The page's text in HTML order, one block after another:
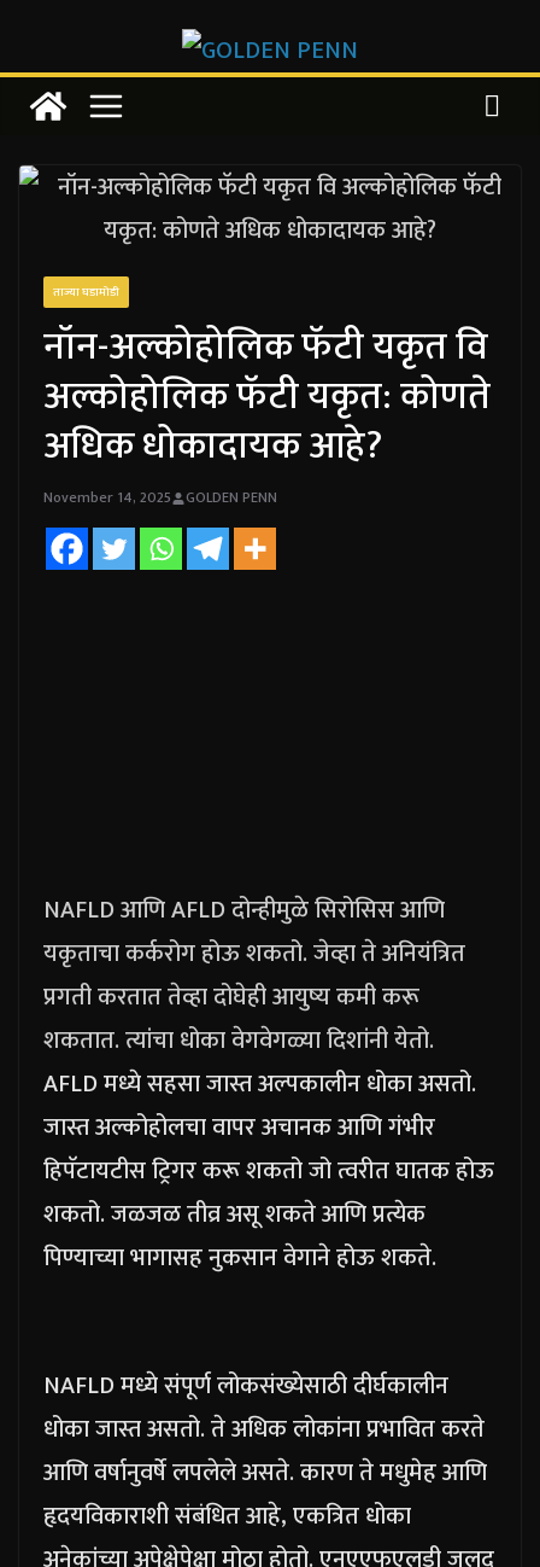
to
content
ताज्या घडामोडी
नॉन-अल्कोहोलिक फॅटी यकृत वि
अल्कोहोलिक फॅटी यकृत: कोणते
अधिक धोकादायक आहे?
November 14, 2025 GOLDEN PENN
NAFLD आणि AFLD दोन्हीमुळे सिरोसिस आणि
यकृताचा कर्करोग होऊ शकतो. जेव्हा ते अनियंत्रित
प्रगती करतात तेव्हा दोघेही आयुष्य कमी करू
शकतात. त्यांचा धोका वेगवेगळ्या दिशांनी येतो.
AFLD मध्ये सहसा जास्त अल्पकालीन धोका असतो.
जास्त अल्कोहोलचा वापर अचानक आणि गंभीर
हिपॅटायटीस ट्रिगर करू शकतो जो त्वरीत घातक होऊ
शकतो. जळजळ तीव्र असू शकते आणि प्रत्येक
पिण्याच्या भागासह नुकसान वेगाने होऊ शकते.
NAFLD मध्ये संपूर्ण लोकसंख्येसाठी दीर्घकालीन
धोका जास्त असतो. ते अधिक लोकांना प्रभावित करते
आणि वर्षानुवर्षे लपलेले असते. कारण ते मधुमेह आणि
हृदयविकाराशी संबंधित आहे, एकत्रित धोका